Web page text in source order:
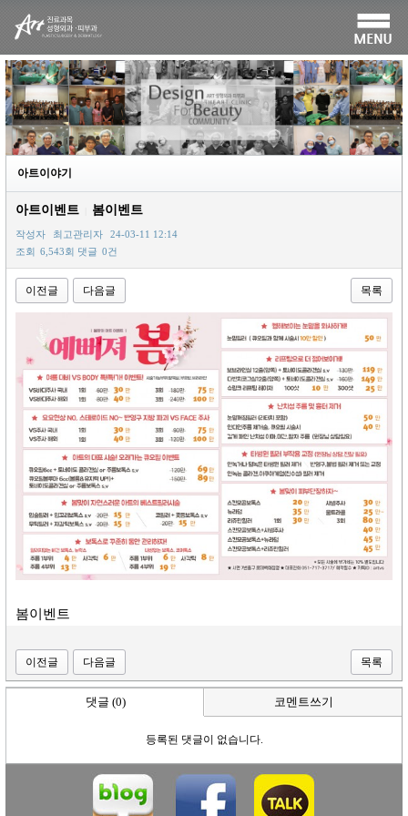
아트이야기
아트이벤트 봄이벤트
작성자 최고관리자
24-03-11 12:14
조회
6,543회 댓글 0건
이전글 다음글 목록
봄이벤트
이전글 다음글 목록
댓글 (0) 코멘트쓰기
등록된 댓글이 없습니다.